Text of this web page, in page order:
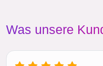
Was unsere